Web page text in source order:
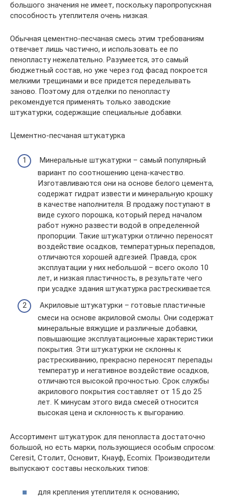
большого значения не имеет, поскольку паропропускная
способность утеплителя очень низкая.
Обычная цементно-песчаная смесь этим требованиям
отвечает лишь частично, и использовать ее по
пенопласту нежелательно. Разумеется, это самый
бюджетный состав, но уже через год фасад покроется
мелкими трещинами и все придется переделывать
заново. Поэтому для отделки по пенопласту
рекомендуется применять только заводские
штукатурки, содержащие специальные добавки.
Цементно-песчаная штукатурка
Минеральные штукатурки – самый популярный
вариант по соотношению цена-качество.
Изготавливаются они на основе белого цемента,
содержат гидрат извести и минеральную крошку
в качестве наполнителя. В продажу поступают в
виде сухого порошка, который перед началом
работ нужно развести водой в определенной
пропорции. Такие штукатурки отлично переносят
воздействие осадков, температурных перепадов,
отличаются хорошей адгезией. Правда, срок
эксплуатации у них небольшой – всего около 10
лет, и низкая пластичность, в результате чего
при усадке здания штукатурка растрескивается.
Акриловые штукатурки – готовые пластичные
смеси на основе акриловой смолы. Они содержат
минеральные вяжущие и различные добавки,
повышающие эксплуатационные характеристики
покрытия. Эти штукатурки не склонны к
растрескиванию, прекрасно переносят перепады
температур и негативное воздействие осадков,
отличаются высокой прочностью. Срок службы
акрилового покрытия составляет от 15 до 25
лет. К минусам этого вида смесей относится
высокая цена и склонность к выгоранию.
Ассортимент штукатурок для пенопласта достаточно
большой, но есть марки, пользующиеся особым спросом:
Ceresit, Столит, Основит, Кнауф, Ecomix. Производители
выпускают составы нескольких типов:
для крепления утеплителя к основанию;